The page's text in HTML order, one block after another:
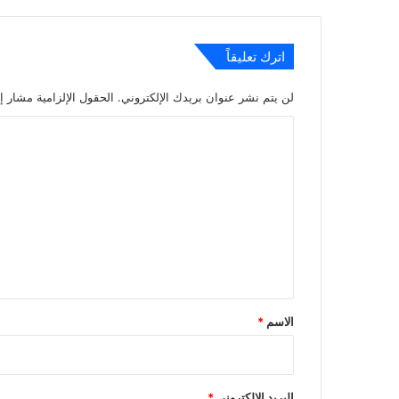
اترك تعليقاً
لن يتم نشر عنوان بريدك الإلكتروني. الحقول الإلزامية مشار
*
الاسم *